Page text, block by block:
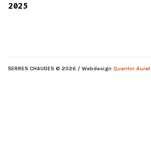
2025
SERRES CHAUDES © 2026 / Webdesign Quentin Aurat